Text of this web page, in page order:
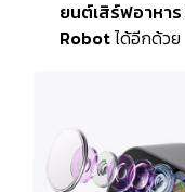
ยนต์เสิร์ฟอาหาร
Robotได้อีกด้วย